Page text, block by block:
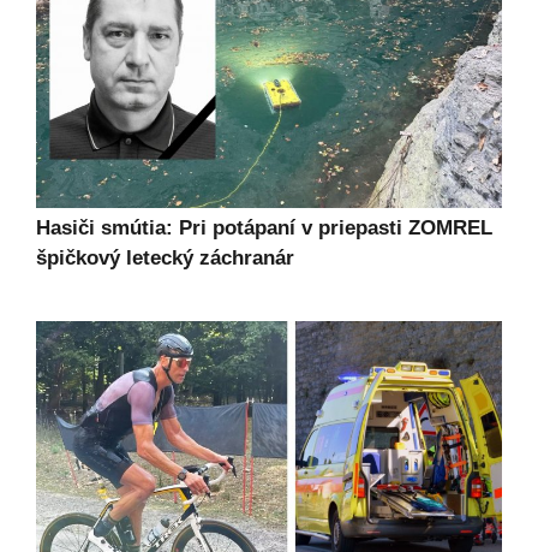
Hasiči smútia: Pri potápaní v priepasti ZOMREL
špičkový letecký záchranár